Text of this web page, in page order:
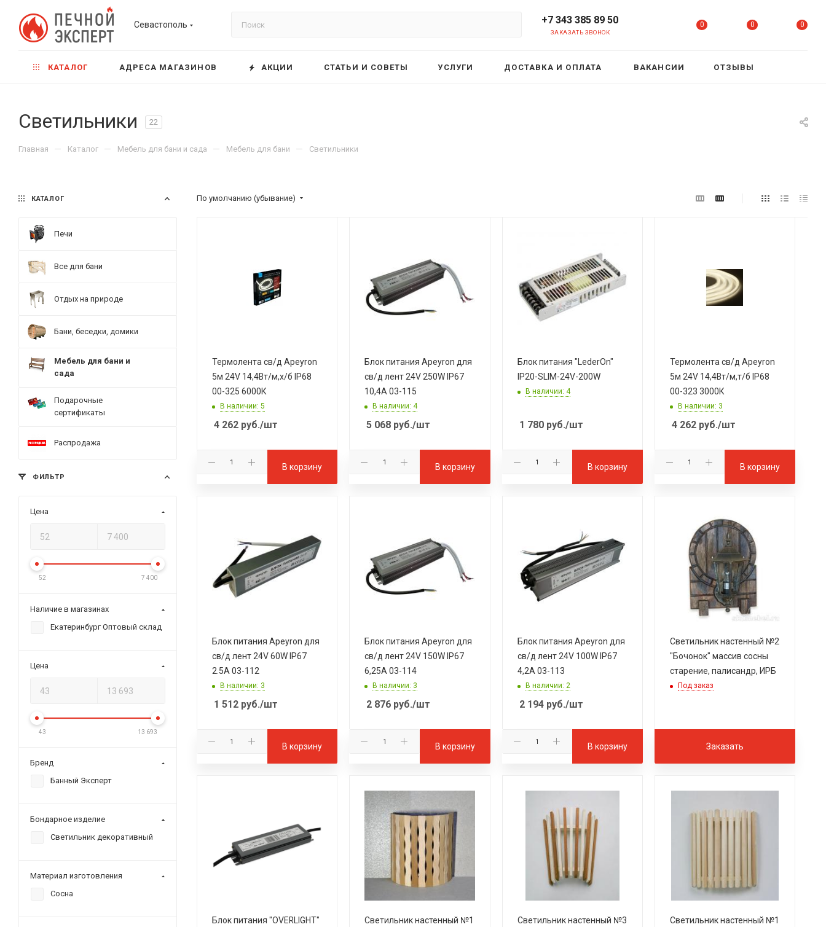
Севастополь +7 343 385 89 50
ЗАКАЗАТЬ ЗВОНОК
0 0 0
КАТАЛОГ АДРЕСА МАГАЗИНОВ АКЦИИ СТАТЬИ И СОВЕТЫ УСЛУГИ ДОСТАВКА И ОПЛАТА ВАКАНСИИ ОТЗЫВЫ
Светильники 22
Главная — Каталог — Мебель для бани и сада — Мебель для бани — Светильники
По умолчанию (убывание)
Термолента св/д Apeyron
5м 24V 14,4Вт/м,х/б IP68
00-325 6000К
В наличии: 5
4 262 руб./шт
В корзину
Блок питания Apeyron для
св/д лент 24V 250W IP67
10,4A 03-115
В наличии: 4
5 068 руб./шт
В корзину
Блок питания "LederOn"
IP20-SLIM-24V-200W
В наличии: 4
1 780руб./шт
В корзину
Термолента св/д Apeyron
5м 24V 14,4Вт/м,т/б IP68
00-323 3000К
В наличии: 3
4 262руб./шт
В корзину
Блок питания Apeyron для
св/д лент 24V 60W IP67
2.5A 03-112
В наличии: 3
1 512 руб./шт
В корзину
Блок питания Apeyron для
св/д лент 24V 150W IP67
6,25A 03-114
В наличии: 3
2 876 руб./шт
В корзину
Блок питания Apeyron для
св/д лент 24V 100W IP67
4,2A 03-113
В наличии: 2
2 194руб./шт
В корзину
Светильник настенный №2
"Бочонок" массив сосны
старение, палисандр, ИРБ
Под заказ
Заказать
Блок питания "OVERLIGHT"
Светильник настенный №1
Светильник настенный №3
Светильник настенный №1
КАТАЛОГ
Печи
Все для бани
Отдых на природе
Бани, беседки, домики
Мебель для бани и
сада
Подарочные
сертификаты
Распродажа
ФИЛЬТР
Цена
52 7 400
Наличие в магазинах
Екатеринбург Оптовый склад
Цена
43 13 693
Бренд
Банный Эксперт
Бондарное изделие
Светильник декоративный
Материал изготовления
Сосна